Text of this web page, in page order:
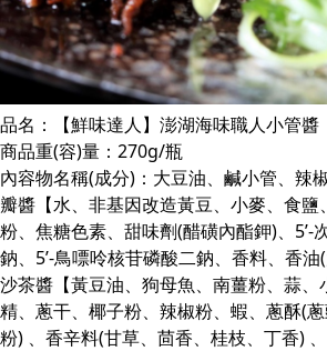
品名：【鮮味達人】澎湖海味職人小管醬
商品重(容)量：270g/瓶
內容物名稱(成分)：大豆油、鹹小管、辣
瓣醬【水、非基因改造黃豆、小麥、食
粉、焦糖色素、甜味劑(醋磺內酯鉀)、5’-
鈉、5’-鳥嘌呤核苷磷酸二鈉、香料、香油
沙茶醬【黃豆油、狗母魚、南薑粉、蒜
精、蔥干、椰子粉、辣椒粉、蝦、蔥酥(
粉) 、香辛料(甘草、茴香、桂枝、丁香)